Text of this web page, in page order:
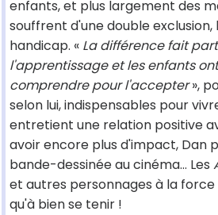
enfants, et plus largement des
souffrent d'une double
handicap. « La différence fait
l'apprentissage et les enfants
comprendre pour l'accepter»,
selon lui, indispensables pour
entretient une relation positive
avoir encore plus d'impact, Dan
bande-dessinée au cinéma… Les
et autres personnages à la
qu'à bien se tenir !